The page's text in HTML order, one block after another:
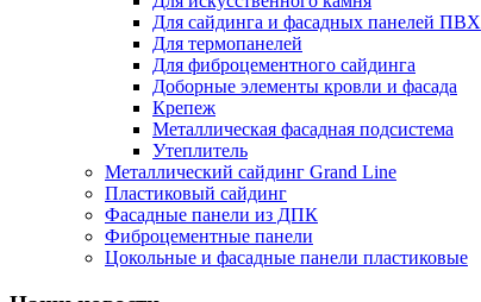
Для сайдинга и фасадных панелей ПВХ
Для термопанелей
Для фиброцементного сайдинга
Доборные элементы кровли и фасада
Крепеж
Металлическая фасадная подсистема
Утеплитель
Металлический сайдинг Grand Line
Пластиковый сайдинг
Фасадные панели из ДПК
Фиброцементные панели
Цокольные и фасадные панели пластиковые